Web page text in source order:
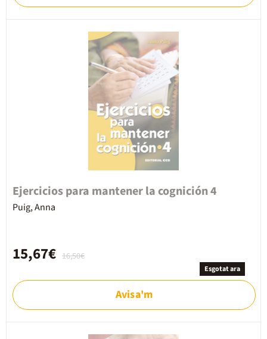
Ejercicios para mantener la cognición 4
Puig, Anna
16,50€
15,67€
Esgotat ara
Avisa'm